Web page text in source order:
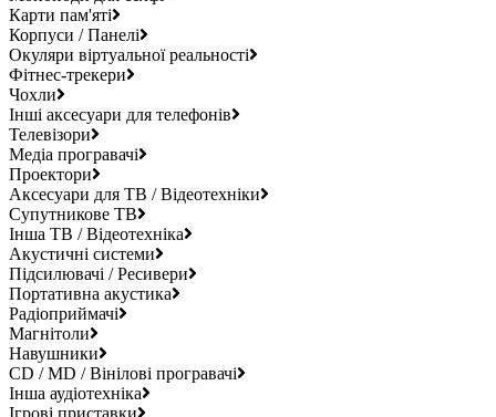
Карти пам'яті
Корпуси / Панелі
Окуляри віртуальної реальності
Фітнес-трекери
Чохли
Інші аксесуари для телефонів
Телевізори
Медіа програвачі
Проектори
Аксесуари для ТВ / Відеотехніки
Супутникове ТВ
Інша ТВ / Відеотехніка
Акустичні системи
Підсилювачі / Ресивери
Портативна акустика
Радіоприймачі
Магнітоли
Навушники
CD / MD / Вінілові програвачі
Інша аудіотехніка
Ігрові приставки